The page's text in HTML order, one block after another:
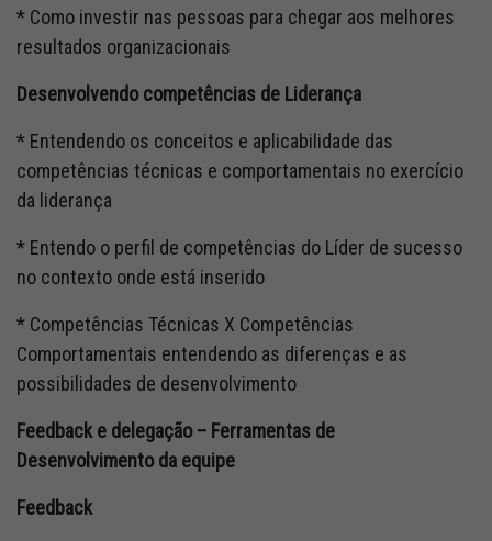
* Como investir nas pessoas para chegar aos melhores
resultados organizacionais
Desenvolvendo competências de Liderança
* Entendendo os conceitos e aplicabilidade das
competências técnicas e comportamentais no exercício
da liderança
* Entendo o perfil de competências do Líder de sucesso
no contexto onde está inserido
* Competências Técnicas X Competências
Comportamentais entendendo as diferenças e as
possibilidades de desenvolvimento
Feedback e delegação – Ferramentas de
Desenvolvimento da equipe
Feedback